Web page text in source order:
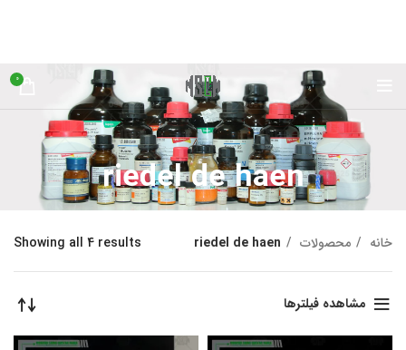
0
riedel de haen
خانه محصولات riedel de haen
Showing all 4 results
مشاهده فیلترها